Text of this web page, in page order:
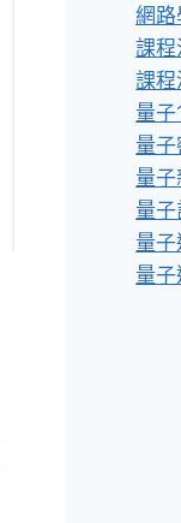
網路
課程
課程
量子
量子
量子
量子
量子
量子